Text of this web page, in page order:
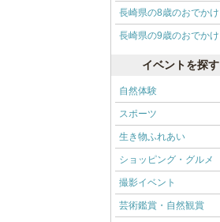
長崎県の8歳のおでかけ
長崎県の9歳のおでかけ
イベントを探す
自然体験
スポーツ
生き物ふれあい
ショッピング・グルメ
撮影イベント
芸術鑑賞・自然観賞